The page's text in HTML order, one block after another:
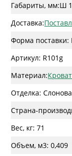
Габариты, мм:Ш
Доставка:
Форма поставки:
Артикул: R101g
Материал:
Отделка:
Страна-
Вес, кг: 71
Объем, м3: 0,409